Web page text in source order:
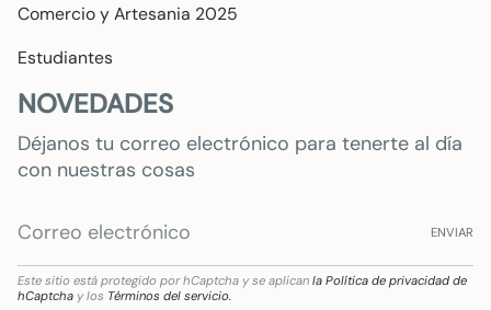
Comercio y Artesania 2025
Estudiantes
NOVEDADES
Déjanos tu correo electrónico para tenerte al día
con nuestras cosas
ENVIAR
Este sitio está protegido por hCaptcha y se aplican la Política de privacidad de
hCaptcha y los Términos del servicio.